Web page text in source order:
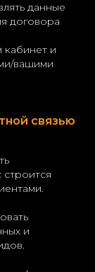
данные
договора
и
вашими
связью
и